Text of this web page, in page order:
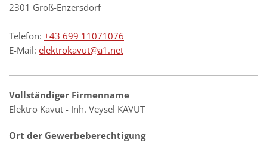
2301 Groß-Enzersdorf
Telefon: +43 699 11071076
E-Mail: elektrokavut@a1.net
Vollständiger Firmenname
Elektro Kavut - Inh. Veysel KAVUT
Ort der Gewerbeberechtigung